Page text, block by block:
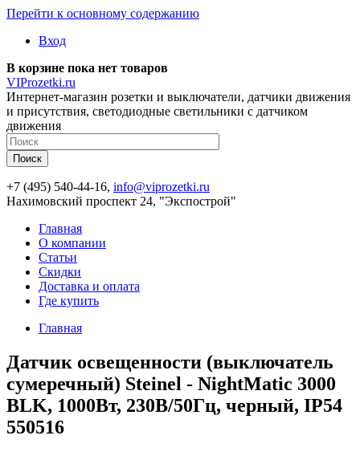
Перейти к основному содержанию
Вход
В корзине пока нет товаров
VIProzetki.ru
Интернет-магазин розетки и выключатели, датчики движения
и присутствия, светодиодные светильники с датчиком
движения
+7 (495) 540-44-16, info@viprozetki.ru
Нахимовский проспект 24, "Экспострой"
Главная
О компании
Статьи
Скидки
Доставка и оплата
Где купить
Главная
Датчик освещенности (выключатель
сумеречный) Steinel - NightMatic 3000
BLK, 1000Вт, 230В/50Гц, черный, IP54
550516